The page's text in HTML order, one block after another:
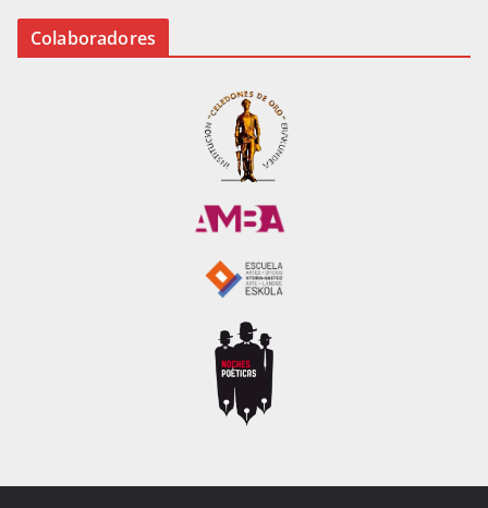
Colaboradores